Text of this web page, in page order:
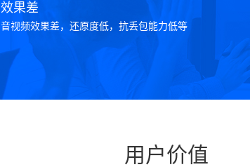
效果差
音视频效果差，还原度低，抗丢包能力低等
用户价值